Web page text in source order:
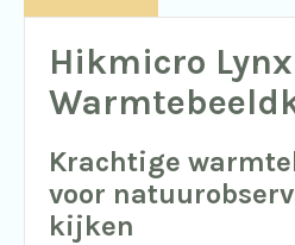
Hikmicro
Krachtige
voor
kijken